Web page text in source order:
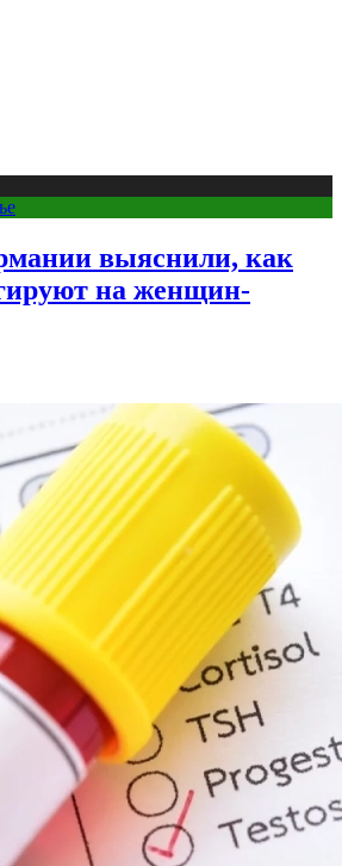
выяснили, как
на женщин-